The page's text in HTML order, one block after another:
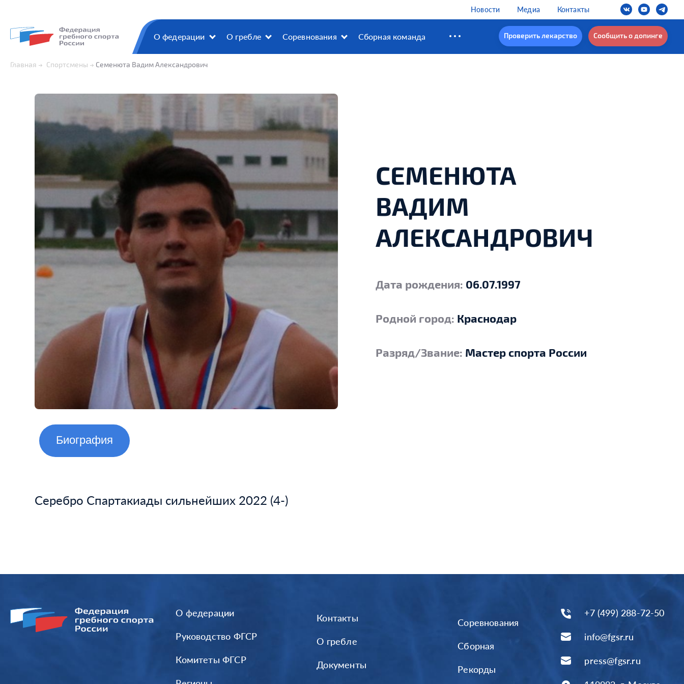
Новости Медиа Контакты
О федерации О гребле Соревнования Сборная команда Проверить лекарство Сообщить о допинге
Главная Спортсмены Семенюта Вадим Александрович
СЕМЕНЮТА
ВАДИМ
АЛЕКСАНДРОВИЧ
Дата рождения: 06.07.1997
Родной город: Краснодар
Разряд/Звание: Мастер спорта России
Биография
Серебро Спартакиады сильнейших 2022 (4-)
О федерации
Руководство ФГСР
Комитеты ФГСР
Контакты
О гребле
Документы
Соревнования
Сборная
Рекорды
+7 (499) 288-72-50
info@fgsr.ru
press@fgsr.ru